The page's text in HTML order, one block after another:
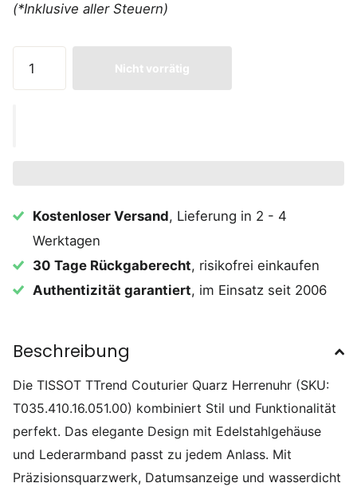
(*Inklusive aller Steuern)
Nicht vorrätig
Kostenloser Versand, Lieferung in 2 - 4
Werktagen
30 Tage Rückgaberecht, risikofrei einkaufen
Authentizität garantiert, im Einsatz seit 2006
Beschreibung
Die TISSOT TTrend Couturier Quarz Herrenuhr (SKU:
T035.410.16.051.00) kombiniert Stil und Funktionalität
perfekt. Das elegante Design mit Edelstahlgehäuse
und Lederarmband passt zu jedem Anlass. Mit
Präzisionsquarzwerk, Datumsanzeige und wasserdicht